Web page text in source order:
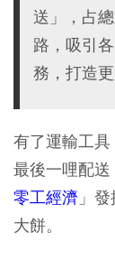
送」，占
路，吸引
務，打造
有了運輸工
最後一哩配
零工經濟 」
大餅。